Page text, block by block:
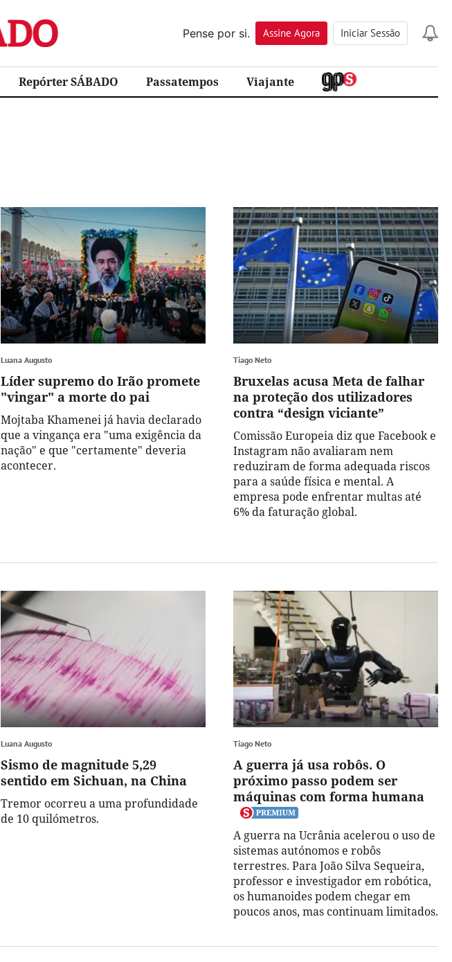
Pense por si.
Assine Agora Iniciar Sessão
Repórter SÁBADO Passatempos Viajante
Luana Augusto
Líder supremo do Irão promete
"vingar" a morte do pai
Mojtaba Khamenei já havia declarado
que a vingança era "uma exigência da
nação" e que "certamente" deveria
acontecer.
Tiago Neto
Bruxelas acusa Meta de falhar
na proteção dos utilizadores
contra “design viciante”
Comissão Europeia diz que Facebook e
Instagram não avaliaram nem
reduziram de forma adequada riscos
para a saúde física e mental. A
empresa pode enfrentar multas até
6% da faturação global.
Luana Augusto
Sismo de magnitude 5,29
sentido em Sichuan, na China
Tremor ocorreu a uma profundidade
de 10 quilómetros.
Tiago Neto
A guerra já usa robôs. O
próximo passo podem ser
máquinas com forma humana
A guerra na Ucrânia acelerou o uso de
sistemas autónomos e robôs
terrestres. Para João Silva Sequeira,
professor e investigador em robótica,
os humanoides podem chegar em
poucos anos, mas continuam limitados.